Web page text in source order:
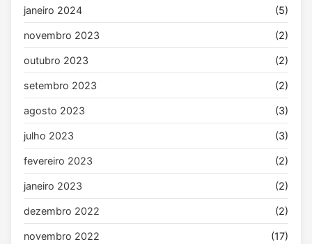
janeiro 2024 (5)
novembro 2023 (2)
outubro 2023 (2)
setembro 2023 (2)
agosto 2023 (3)
julho 2023 (3)
fevereiro 2023 (2)
janeiro 2023 (2)
dezembro 2022 (2)
novembro 2022 (17)